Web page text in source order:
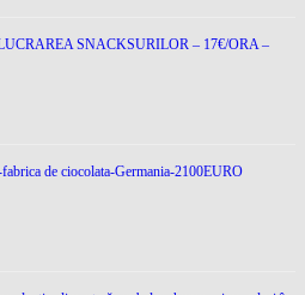
SNACKSURILOR – 17€/ORA –
de ciocolata-Germania-2100EURO